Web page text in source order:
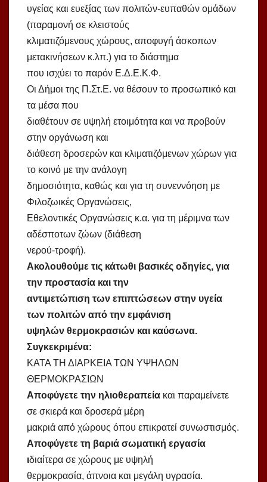
υγείας και ευεξίας των πολιτών-ευπαθών ομάδων
(παραμονή σε κλειστούς
κλιματιζόμενους χώρους, αποφυγή άσκοπων
μετακινήσεων κ.λπ.) για το διάστημα
που ισχύει το παρόν Ε.Δ.Ε.Κ.Φ.
Οι Δήμοι της Π.Στ.Ε. να θέσουν το προσωπικό και
τα μέσα που
διαθέτουν σε υψηλή ετοιμότητα και να προβούν
στην οργάνωση και
διάθεση δροσερών και κλιματιζόμενων χώρων για
το κοινό με την ανάλογη
δημοσιότητα, καθώς και για τη συνεννόηση με
Φιλοζωικές Οργανώσεις,
Εθελοντικές Οργανώσεις κ.α. για τη μέριμνα των
αδέσποτων ζώων (διάθεση
νερού-τροφή).
Ακολουθούμε τις κάτωθι βασικές οδηγίες, για
την προστασία και την
αντιμετώπιση των επιπτώσεων στην υγεία
των πολιτών από την εμφάνιση
υψηλών θερμοκρασιών και καύσωνα.
Συγκεκριμένα:
ΚΑΤΑ ΤΗ ΔΙΑΡΚΕΙΑ ΤΩΝ ΥΨΗΛΩΝ
ΘΕΡΜΟΚΡΑΣΙΩΝ
Αποφύγετε την ηλιοθεραπεία και παραμείνετε
σε σκιερά και δροσερά μέρη
μακριά από χώρους όπου επικρατεί συνωστισμός.
Αποφύγετε τη βαριά σωματική εργασία
ιδιαίτερα σε χώρους με υψηλή
θερμοκρασία, άπνοια και μεγάλη υγρασία.